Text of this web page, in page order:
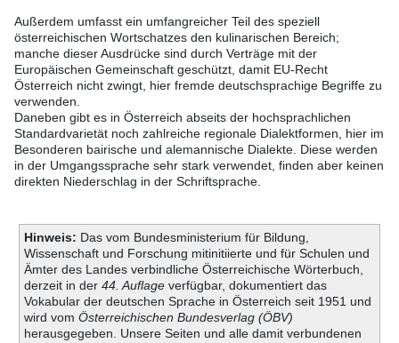
Außerdem umfasst ein umfangreicher Teil des speziell
österreichischen Wortschatzes den kulinarischen Bereich;
manche dieser Ausdrücke sind durch Verträge mit der
Europäischen Gemeinschaft geschützt, damit EU-Recht
Österreich nicht zwingt, hier fremde deutschsprachige Begriffe zu
verwenden.
Daneben gibt es in Österreich abseits der hochsprachlichen
Standardvarietät noch zahlreiche regionale Dialektformen, hier im
Besonderen bairische und alemannische Dialekte. Diese werden
in der Umgangssprache sehr stark verwendet, finden aber keinen
direkten Niederschlag in der Schriftsprache.
Hinweis: Das vom Bundesministerium für Bildung,
Wissenschaft und Forschung mitinitiierte und für Schulen und
Ämter des Landes verbindliche Österreichische Wörterbuch,
derzeit in der 44. Auflageverfügbar, dokumentiert das
Vokabular der deutschen Sprache in Österreich seit 1951 und
wird vom Österreichischen Bundesverlag (ÖBV)
herausgegeben. Unsere Seiten und alle damit verbundenen